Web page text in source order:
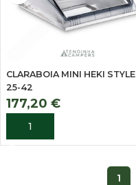
CLARABOIA MINI HEKI STYLE
25-42
177,20 €
ADICIONAR
1